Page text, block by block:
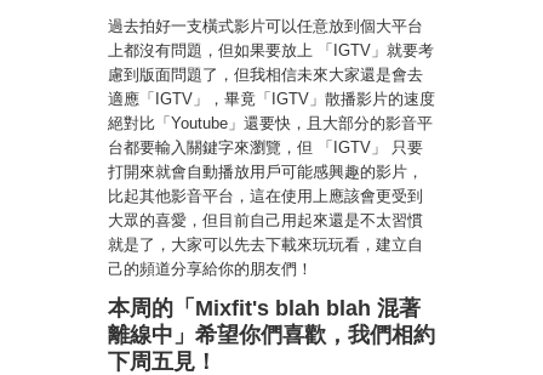
過去拍好一支橫式影片可以任意放到個大平台
上都沒有問題，但如果要放上 「IGTV」就要考
慮到版面問題了，但我相信未來大家還是會去
適應「IGTV」，畢竟「IGTV」散播影片的速度
絕對比「Youtube」還要快，且大部分的影音平
台都要輸入關鍵字來瀏覽，但 「IGTV」 只要
打開來就會自動播放用戶可能感興趣的影片，
比起其他影音平台，這在使用上應該會更受到
大眾的喜愛，但目前自己用起來還是不太習慣
就是了，大家可以先去下載來玩玩看，建立自
己的頻道分享給你的朋友們！
本周的「Mixfit's blah blah 混著
離線中」希望你們喜歡，我們相約
下周五見！